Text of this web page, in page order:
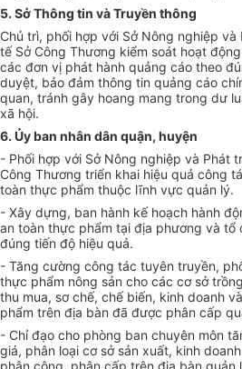
5. Sở Thông tin và Truyền thông
Chủ trì, phối hợp với Sở Nông nghiệp và
tế Sở Công Thương kiểm soát hoạt
các đơn vị phát hành quảng cáo theo
duyệt, bảo đảm thông tin quảng cáo
quan, tránh gây hoang mang trong dư
xã hội.
6. Ủy ban nhân dân quận, huyện
- Phối hợp với Sở Nông nghiệp và Phát
Công Thương triển khai hiệu quả công
toàn thực phẩm thuộc lĩnh vực quản lý.
- Xây dựng, ban hành kế hoạch hành
an toàn thực phẩm tại địa phương và tổ
đúng tiến độ hiệu quả.
- Tăng cường công tác tuyên truyền,
thực phẩm nông sản cho các cơ sởtr
thu mua, sơ chế, chế biến, kinh doanh
phẩm trên địa bàn đã được phân cấp
- Chỉ đạo cho phòng ban chuyên môn
giá, phân loại cơ sở sản xuất, kinh
phân công, phân cấp trên địa bàn quản